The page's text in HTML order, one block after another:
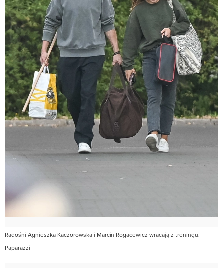
Radośni Agnieszka Kaczorowska i Marcin Rogacewicz wracają z treningu.
Paparazzi